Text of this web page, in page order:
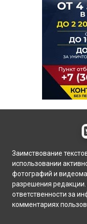
Заимствование
использовании
фотографий и
разрешения
ответственности за
комментариях